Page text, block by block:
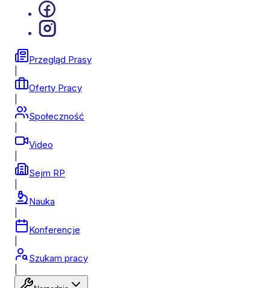
Przegląd Prasy
Oferty Pracy
Społeczność
Video
Sejm RP
Nauka
Konferencje
Szukam pracy